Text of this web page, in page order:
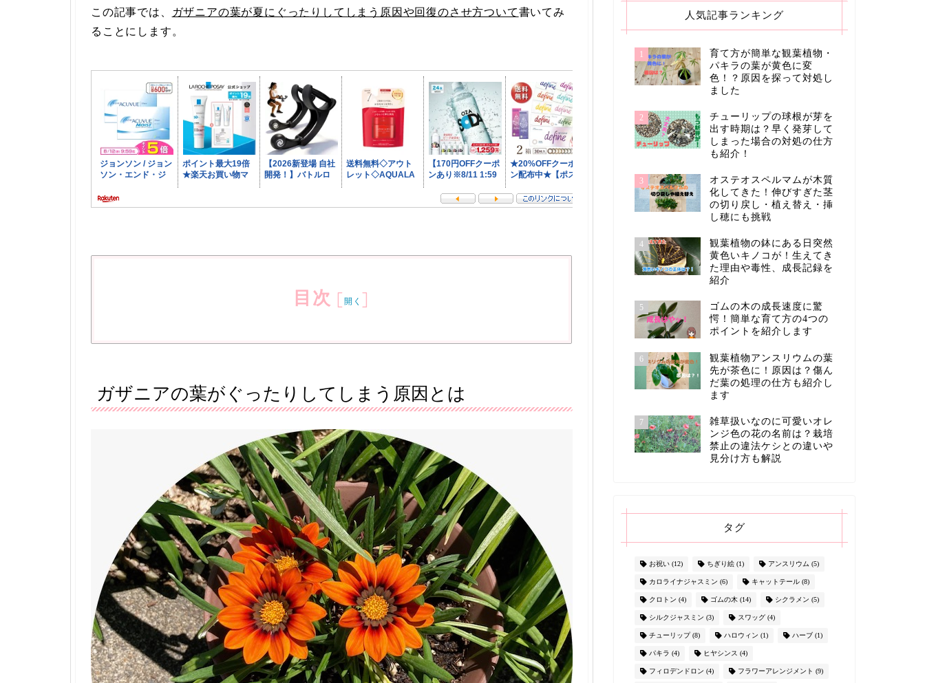
この記事では、 ガザニアの葉が夏にぐったりしてしまう原因や回復のさせ方ついて書いてみ
ることにします。
目次 [ 開く ]
ガザニアの葉がぐったりしてしまう原因とは
人気記事ランキング
1
育て方が簡単な観葉植物・
パキラの葉が黄色に変
色！？原因を探って対処し
ました
2
チューリップの球根が芽を
出す時期は？早く発芽して
しまった場合の対処の仕方
も紹介！
3
オステオスペルマムが木質
化してきた！伸びすぎた茎
の切り戻し・植え替え・挿
し穂にも挑戦
4
観葉植物の鉢にある日突然
黄色いキノコが！生えてき
た理由や毒性、成長記録を
紹介
5
ゴムの木の成長速度に驚
愕！簡単な育て方の4つの
ポイントを紹介します
6
観葉植物アンスリウムの葉
先が茶色に！原因は？傷ん
だ葉の処理の仕方も紹介し
ます
7
雑草扱いなのに可愛いオレ
ンジ色の花の名前は？栽培
禁止の違法ケシとの違いや
見分け方も解説
タグ
お祝い(12) ちぎり絵(1) アンスリウム (5)
カロライナジャスミン (6) キャットテール(8)
クロトン (4) ゴムの木(14) シクラメン (5)
シルクジャスミン (3) スワッグ(4)
チューリップ(8) ハロウィン (1) ハーブ(1)
パキラ (4) ヒヤシンス (4)
フィロデンドロン (4) フラワーアレンジメント (9)